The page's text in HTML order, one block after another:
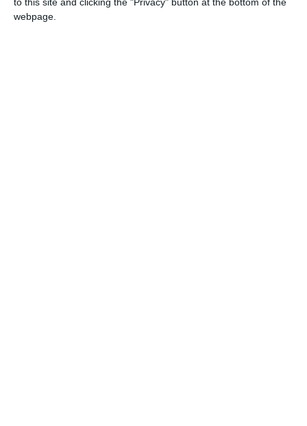
to this site and clicking the "Privacy" button at the bottom of the
webpage.
de nord a litoralului. Secția de Contencios Administrativ și
Fiscal a Curții de Apel Constanța a deschis astăzi,